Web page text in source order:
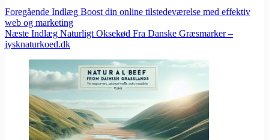
Foregående Indlæg Boost din online tilstedeværelse med effektiv
web og marketing
Næste Indlæg Naturligt Oksekød Fra Danske Græsmarker –
jysknaturkoed.dk